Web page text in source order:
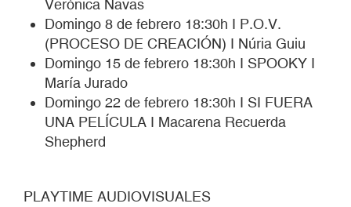
Verónica Navas
Domingo 8 de febrero 18:30h I P.O.V.
(PROCESO DE CREACIÓN) I Núria Guiu
Domingo 15 de febrero 18:30h I SPOOKY I
María Jurado
Domingo 22 de febrero 18:30h I SI FUERA
UNA PELÍCULA I Macarena Recuerda
Shepherd
PLAYTIME AUDIOVISUALES